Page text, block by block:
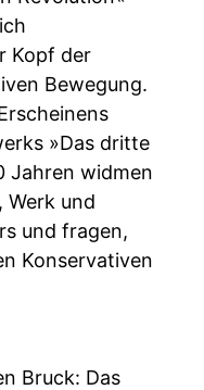
Kopf der
Bewegung.
»Das dritte
Jahren widmen
Werk und
und fragen,
Konservativen
Bruck: Das